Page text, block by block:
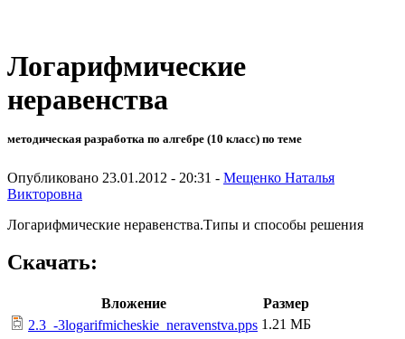
Логарифмические
неравенства
методическая разработка по алгебре (10 класс) по теме
Опубликовано 23.01.2012 - 20:31 - Мещенко Наталья
Викторовна
Логарифмические неравенства.Типы и способы решения
Скачать:
Вложение
Размер
2.3_-3logarifmicheskie_neravenstva.pps 1.21 МБ